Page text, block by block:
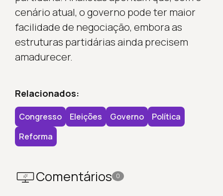
cenário atual, o governo pode ter maior
facilidade de negociação, embora as
estruturas partidárias ainda precisem
amadurecer.
Relacionados:
Congresso Eleições Governo
Política
Reforma
Comentários 0